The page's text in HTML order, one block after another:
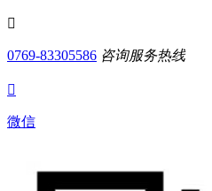

0769-83305586 咨询服务热线

微信